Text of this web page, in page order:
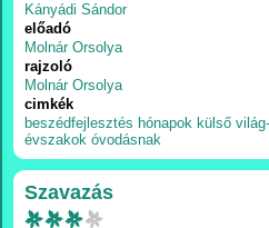
Kányádi Sándor
előadó
Molnár Orsolya
rajzoló
Molnár Orsolya
cimkék
beszédfejlesztés hónapok külső
évszakok óvodásnak
Szavazás